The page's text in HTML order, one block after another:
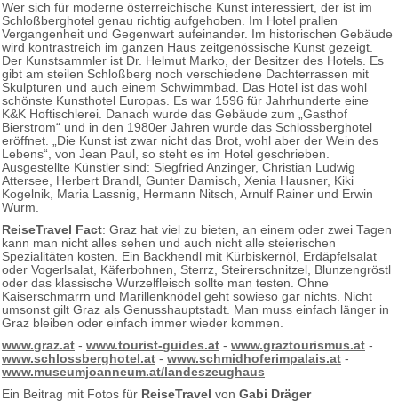
Wer sich für moderne österreichische Kunst interessiert, der ist im
Schloßberghotel genau richtig aufgehoben. Im Hotel prallen
Vergangenheit und Gegenwart aufeinander. Im historischen Gebäude
wird kontrastreich im ganzen Haus zeitgenössische Kunst gezeigt.
Der Kunstsammler ist Dr. Helmut Marko, der Besitzer des Hotels. Es
gibt am steilen Schloßberg noch verschiedene Dachterrassen mit
Skulpturen und auch einem Schwimmbad. Das Hotel ist das wohl
schönste Kunsthotel Europas. Es war 1596 für Jahrhunderte eine
K&K Hoftischlerei. Danach wurde das Gebäude zum „Gasthof
Bierstrom“ und in den 1980er Jahren wurde das Schlossberghotel
eröffnet. „Die Kunst ist zwar nicht das Brot, wohl aber der Wein des
Lebens“, von Jean Paul, so steht es im Hotel geschrieben.
Ausgestellte Künstler sind: Siegfried Anzinger, Christian Ludwig
Attersee, Herbert Brandl, Gunter Damisch, Xenia Hausner, Kiki
Kogelnik, Maria Lassnig, Hermann Nitsch, Arnulf Rainer und Erwin
Wurm.
ReiseTravel Fact: Graz hat viel zu bieten, an einem oder zwei Tagen
kann man nicht alles sehen und auch nicht alle steierischen
Spezialitäten kosten. Ein Backhendl mit Kürbiskernöl, Erdäpfelsalat
oder Vogerlsalat, Käferbohnen, Sterrz, Steirerschnitzel, Blunzengröstl
oder das klassische Wurzelfleisch sollte man testen. Ohne
Kaiserschmarrn und Marillenknödel geht sowieso gar nichts. Nicht
umsonst gilt Graz als Genusshauptstadt. Man muss einfach länger in
Graz bleiben oder einfach immer wieder kommen.
www.graz.at - www.tourist-guides.at - www.graztourismus.at -
www.schlossberghotel.at - www.schmidhoferimpalais.at -
www.museumjoanneum.at/landeszeughaus
Ein Beitrag mit Fotos für ReiseTravel von Gabi Dräger